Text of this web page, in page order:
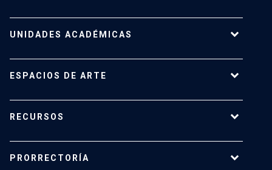
UNIDADES ACADÉMICAS
Escuela de Arte
Escuela de Diseño
Facultad de Comunicaciones
ESPACIOS DE ARTE
Galería Macchina
Espacio Vilches
RECURSOS
PRORRECTORÍA